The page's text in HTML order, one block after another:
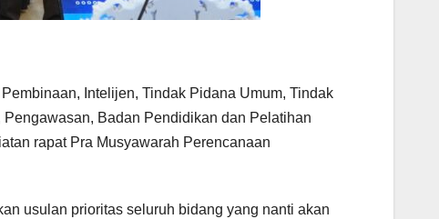
Intelijen, Tindak Pidana Umum, Tindak
Badan Pendidikan dan Pelatihan
rapat Pra Musyawarah Perencanaan
usulan prioritas seluruh bidang yang nanti akan